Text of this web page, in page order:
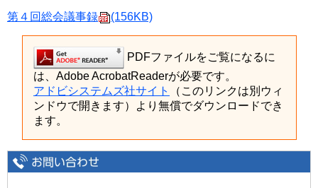
第４回総会議事録 (156KB)
PDFファイルをご覧になるに
は、Adobe AcrobatReaderが必要です。
アドビシステムズ社サイト
（このリンクは別ウィ
ンドウで開きます）より無償でダウンロードでき
ます。